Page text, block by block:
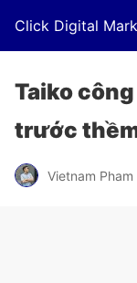
Click Digital
Taiko
trước
Vietnam Pham